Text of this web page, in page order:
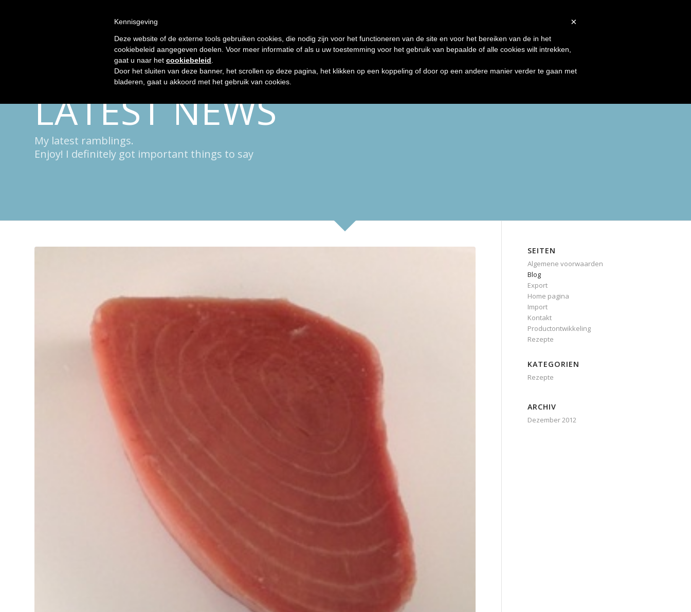
Kontakt
LATEST NEWS
My latest ramblings.
Enjoy! I definitely got important things to say
SEITEN
Algemene voorwaarden
Blog
Export
Home pagina
Import
Kontakt
Productontwikkeling
Rezepte
KATEGORIEN
Rezepte
ARCHIV
Dezember 2012
×
Kennisgeving
Deze website of de externe tools gebruiken cookies, die nodig zijn voor het functioneren van de site en voor het bereiken van de in het
cookiebeleid aangegeven doelen. Voor meer informatie of als u uw toestemming voor het gebruik van bepaalde of alle cookies wilt intrekken,
gaat u naar het cookiebeleid
Door het sluiten van deze banner, het scrollen op deze pagina, het klikken op een koppeling of door op een andere manier verder te gaan met
bladeren, gaat u akkoord met het gebruik van cookies.